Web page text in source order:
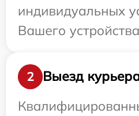
индивидуальных
Вашего
2
Выезд